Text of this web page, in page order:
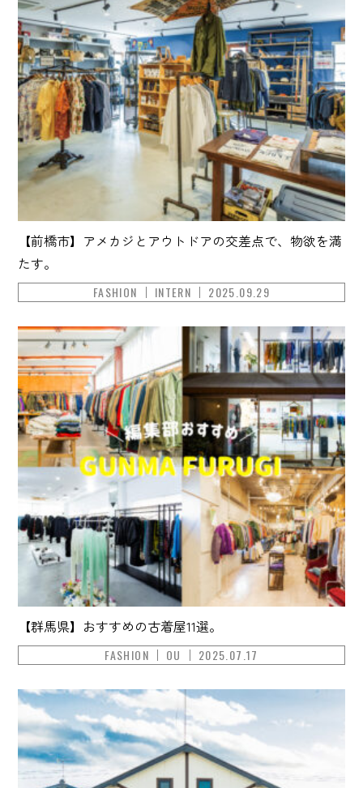
【前橋市】アメカジとアウトドアの交差点で、物欲を満
たす。
FASHION INTERN 2025.09.29
【群馬県】おすすめの古着屋11選。
FASHION OU 2025.07.17